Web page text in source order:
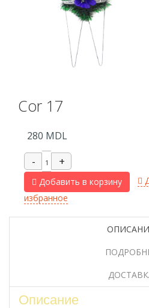
Cor 17
280 MDL
Добавить в корзину
избранное
Описание